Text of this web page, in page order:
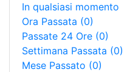
In qualsiasi momento
Ora Passata (0)
Passate 24 Ore (0)
Settimana Passata (0)
Mese Passato (0)